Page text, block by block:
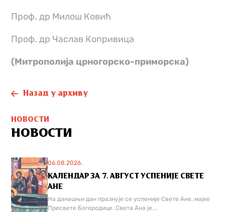
Проф. др Милош Ковић
Проф. др Часлав Копривица
(Митрополија црногорско-приморска)
Назад у архиву
НОВОСТИ
НОВОСТИ
06.08.2026.
КАЛЕНДАР ЗА 7. АВГУСТ УСПЕНИЈЕ СВЕТЕ
АНЕ
На данашњи дан празнује се успеније Свете Ане, мајке
Пресвете Богородице. Света Ана је...